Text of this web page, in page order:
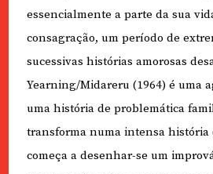
essencialmente a parte da sua
consagração, um período de
sucessivas histórias amorosas
Yearning/Midareru (1964) é uma
uma história de problemática
transforma numa intensa história
começa a desenhar-se um